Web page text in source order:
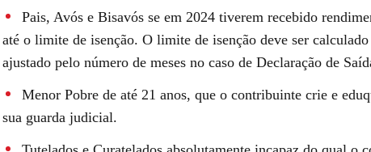
Pais, Avós e Bisavós se em 2024 tiverem recebido
até o limite de isenção. O limite de isenção deve ser
ajustado pelo número de meses no caso de Declaração de
Menor Pobre de até 21 anos, que o contribuinte crie e
sua guarda judicial.